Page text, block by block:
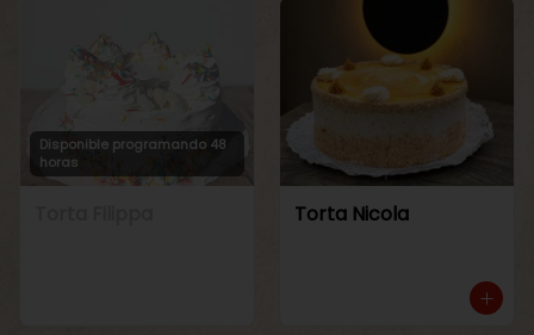
Disponible programando 48
horas
Torta Nicola